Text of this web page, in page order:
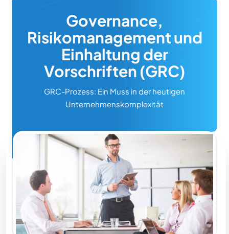
Governance,
Risikomanagement und
Einhaltung der
Vorschriften (GRC)
GRC-Prozess: Ein Muss in der heutigen
Unternehmenskomplexität